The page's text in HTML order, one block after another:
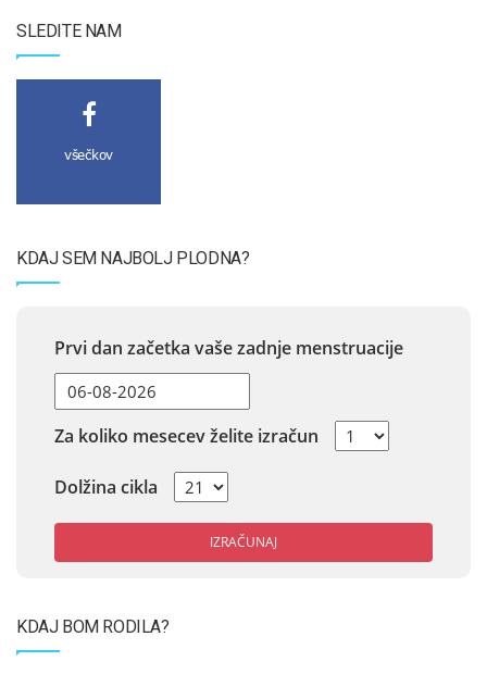
SLEDITE NAM
všečkov
KDAJ SEM NAJBOLJ PLODNA?
Prvi dan začetka vaše zadnje menstruacije
Za koliko mesecev želite izračun
Dolžina cikla
IZRAČUNAJ
KDAJ BOM RODILA?